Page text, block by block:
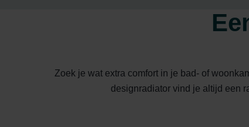
Zoek je wat extra comfort in je bad- of
designradiator vind je altijd een